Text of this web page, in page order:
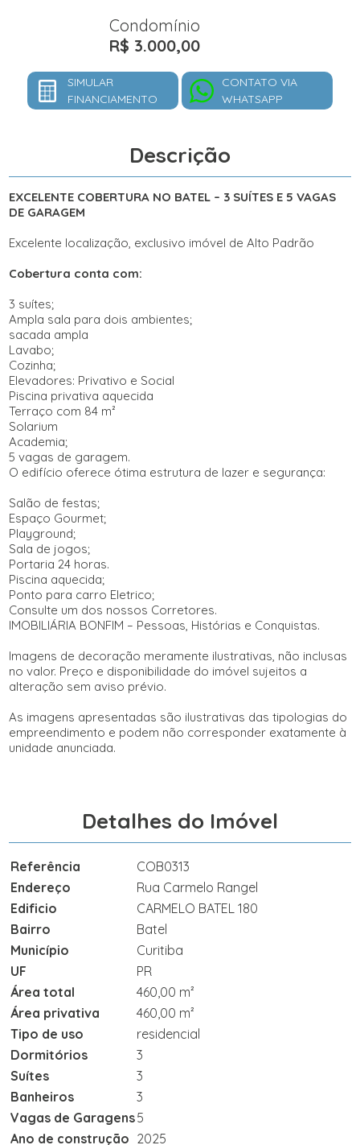
Condomínio
R$ 3.000,00
SIMULAR
FINANCIAMENTO
CONTATO VIA
WHATSAPP
Descrição
EXCELENTE COBERTURA NO BATEL – 3 SUÍTES E 5 VAGAS
DE GARAGEM
Excelente localização, exclusivo imóvel de Alto Padrão
Cobertura conta com:
3 suítes;
Ampla sala para dois ambientes;
sacada ampla
Lavabo;
Cozinha;
Elevadores: Privativo e Social
Piscina privativa aquecida
Terraço com 84 m²
Solarium
Academia;
5 vagas de garagem.
O edifício oferece ótima estrutura de lazer e segurança:
Salão de festas;
Espaço Gourmet;
Playground;
Sala de jogos;
Portaria 24 horas.
Piscina aquecida;
Ponto para carro Eletrico;
Consulte um dos nossos Corretores.
IMOBILIÁRIA BONFIM – Pessoas, Histórias e Conquistas.
Imagens de decoração meramente ilustrativas, não inclusas
no valor. Preço e disponibilidade do imóvel sujeitos a
alteração sem aviso prévio.
As imagens apresentadas são ilustrativas das tipologias do
empreendimento e podem não corresponder exatamente à
unidade anunciada.
Detalhes do Imóvel
Referência
COB0313
Endereço
Rua Carmelo Rangel
Edificio
CARMELO BATEL 180
Bairro
Batel
Município
Curitiba
UF
PR
Área total
460,00 m²
Área privativa
460,00 m²
Tipo de uso
residencial
Dormitórios
3
Suítes
3
Banheiros
3
Vagas de Garagens5
Ano de construção 2025